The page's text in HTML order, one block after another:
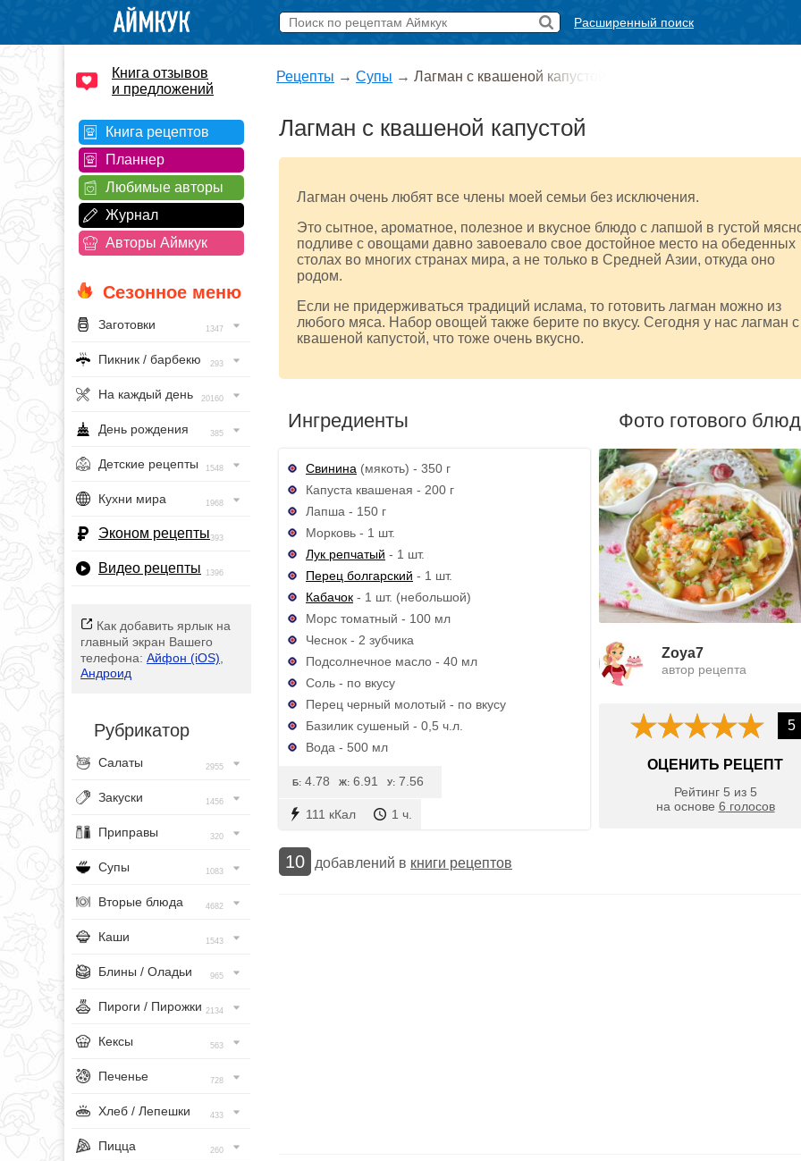
Расширенный поиск
Книга отзывов
и предложений
Книга рецептов
Планнер
Любимые авторы
Журнал
Авторы Аймкук
Сезонное меню
Заготовки 1347
Пикник / барбекю 293
На каждый день 20160
День рождения 385
Детские рецепты 1548
Кухни мира 1968
Эконом рецепты393
Видео рецепты 1396
Как добавить ярлык на
главный экран Вашего
телефона: Айфон (iOS)
Андроид
Рубрикатор
Салаты 2955
Закуски 1456
Приправы 320
Супы 1083
Вторые блюда 4682
Каши 1543
Блины / Оладьи 965
Пироги / Пирожки 2134
Кексы 563
Печенье 728
Хлеб / Лепешки 433
Пицца 260
Рецепты → Супы → Лагман с квашеной капустой
Лагман с квашеной капустой
Лагман очень любят все члены моей семьи без исключения.
Это сытное, ароматное, полезное и вкусное блюдо с лапшой в густой
подливе с овощами давно завоевало свое достойное место на обеденных
столах во многих странах мира, а не только в Средней Азии, откуда оно
родом.
Если не придерживаться традиций ислама, то готовить лагман можно из
любого мяса. Набор овощей также берите по вкусу. Сегодня у нас лагман с
квашеной капустой, что тоже очень вкусно.
Ингредиенты
Свинина (мякоть) - 350 г
Капуста квашеная - 200 г
Лапша - 150 г
Морковь - 1 шт.
Лук репчатый - 1 шт.
Перец болгарский - 1 шт.
Кабачок - 1 шт. (небольшой)
Морс томатный - 100 мл
Чеснок - 2 зубчика
Подсолнечное масло - 40 мл
Соль - по вкусу
Перец черный молотый - по вкусу
Базилик сушеный - 0,5 ч.л.
Вода - 500 мл
111 кКал 1 ч.
Б: 4.78 Ж: 6.91 У: 7.56
Фото готового
Zoya7
автор рецепта
5
ОЦЕНИТЬ РЕЦЕПТ
Рейтинг 5 из 5
на основе 6 голосов
10 добавлений в книги рецептов